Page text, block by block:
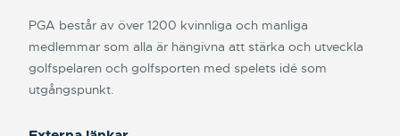
PGA består av över 1200 kvinnliga och manliga
medlemmar som alla är hängivna att stärka och utveckla
golfspelaren och golfsporten med spelets idé som
utgångspunkt.